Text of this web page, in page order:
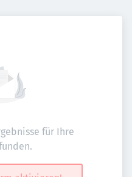
für Ihre